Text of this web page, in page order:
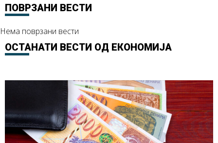
ПОВРЗАНИ ВЕСТИ
Нема поврзани вести
ОСТАНАТИ ВЕСТИ ОД ЕКОНОМИЈА